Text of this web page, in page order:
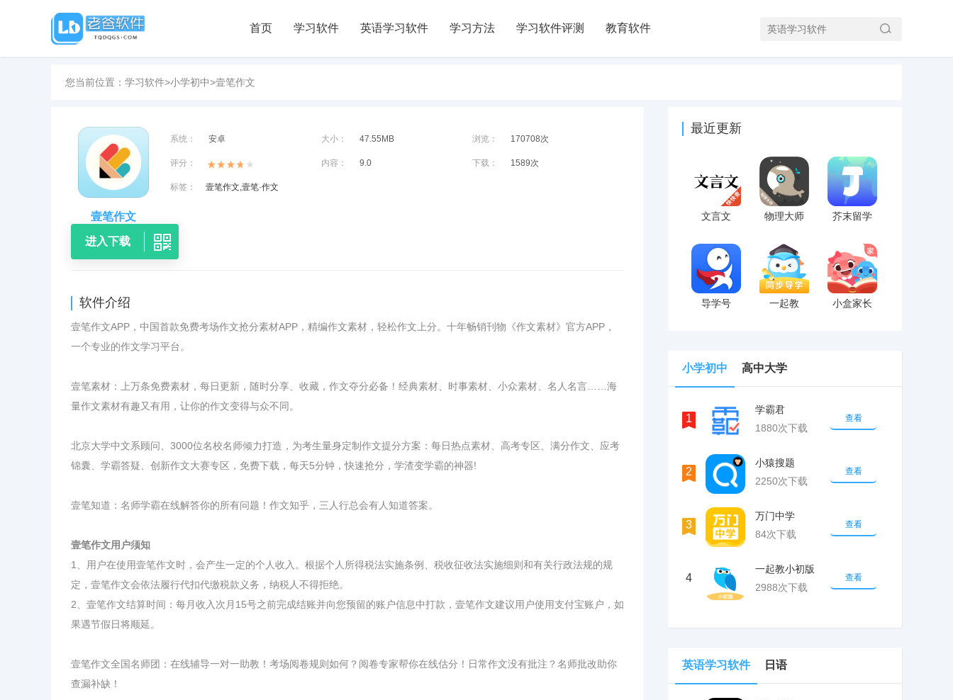
首页 学习软件 英语学习软件 学习方法 学习软件评测 教育软件
您当前位置： 学习软件>小学初中>壹笔作文
壹笔作文
系统： 安卓 大小： 47.55MB 浏览： 170708次
评分： 内容： 9.0 下载： 1589次
标签： 壹笔作文,壹笔·作文
进入下载
软件介绍
壹笔作文APP，中国首款免费考场作文抢分素材APP，精编作文素材，轻松作文上分。十年畅销刊物《作文素材》官方APP，
一个专业的作文学习平台。
壹笔素材：上万条免费素材，每日更新，随时分享、收藏，作文夺分必备！经典素材、时事素材、小众素材、名人名言……海
量作文素材有趣又有用，让你的作文变得与众不同。
北京大学中文系顾问、3000位名校名师倾力打造，为考生量身定制作文提分方案：每日热点素材、高考专区、满分作文、应考
锦囊、学霸答疑、创新作文大赛专区，免费下载，每天5分钟，快速抢分，学渣变学霸的神器!
壹笔知道：名师学霸在线解答你的所有问题！作文知乎，三人行总会有人知道答案。
壹笔作文用户须知
1、用户在使用壹笔作文时，会产生一定的个人收入。根据个人所得税法实施条例、税收征收法实施细则和有关行政法规的规
定，壹笔作文会依法履行代扣代缴税款义务，纳税人不得拒绝。
2、壹笔作文结算时间：每月收入次月15号之前完成结账并向您预留的账户信息中打款，壹笔作文建议用户使用支付宝账户，如
果遇节假日将顺延。
壹笔作文全国名师团：在线辅导一对一助教！考场阅卷规则如何？阅卷专家帮你在线估分！日常作文没有批注？名师批改助你
查漏补缺！
最近更新
文言文 物理大师 芥末留学
导学号 一起教 小盒家长
小学初中 高中大学
1
学霸君
1880次下载
查看
2
小猿搜题
2250次下载
查看
3
万门中学
84次下载
查看
4
一起教小初版
2988次下载
查看
英语学习软件 日语